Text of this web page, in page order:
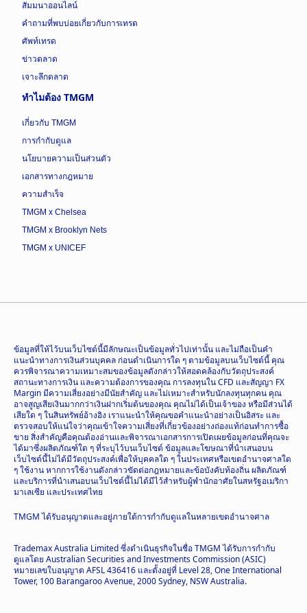
สัมมนาออนไลน์
คำถามที่พบบ่อยเกี่ยวกับการเทรด
ศัพท์เทรด
ข่าวตลาด
เจาะลึกตลาด
ทำไมต้อง TMGM
เกี่ยวกับ TMGM
การกำกับดูแล
นโยบายความเป็นส่วนตัว
เอกสารทางกฎหมาย
ความสำเร็จ
TMGM x Chelsea
TMGM x Brooklyn Nets
TMGM x UNICEF
ข้อมูลที่ให้ไว้บนเว็บไซต์นี้มีลักษณะเป็นข้อมูลทั่วไปเท่านั้น และไม่ถือเป็นคำ
แนะนำทางการเงินส่วนบุคคล ก่อนดำเนินการใด ๆ ตามข้อมูลบนเว็บไซต์นี้ คุณ
ควรพิจารณาความเหมาะสมของข้อมูลดังกล่าวให้สอดคล้องกับวัตถุประสงค์
สถานะทางการเงิน และความต้องการของคุณ การลงทุนใน CFD และสัญญา FX
Margin มีความเสี่ยงอย่างมีนัยสำคัญ และไม่เหมาะสำหรับนักลงทุนทุกคน คุณ
อาจสูญเสียเงินมากกว่าเงินฝากเริ่มต้นของคุณ คุณไม่ได้เป็นเจ้าของ หรือมีส่วนได้
เสียใด ๆ ในสินทรัพย์อ้างอิง เราแนะนำให้คุณขอคำแนะนำอย่างเป็นอิสระ และ
ตรวจสอบให้แน่ใจว่าคุณเข้าใจความเสี่ยงที่เกี่ยวข้องอย่างถ่องแท้ก่อนทำการซื้อ
ขาย สิ่งสำคัญคือคุณต้องอ่านและพิจารณาเอกสารการเปิดเผยข้อมูลก่อนที่คุณจะ
ได้มาซึ่งผลิตภัณฑ์ใด ๆ ที่ระบุไว้บนเว็บไซต์ ข้อมูลและโฆษณาที่นำเสนอบน
เว็บไซต์นี้ไม่ได้มีวัตถุประสงค์เพื่อให้บุคคลใด ๆ ในประเทศหรือเขตอำนาจศาลใด
ๆ ใช้งาน หากการใช้งานดังกล่าวขัดต่อกฎหมายและข้อบังคับท้องถิ่น ผลิตภัณฑ์
และบริการที่นำเสนอบนเว็บไซต์นี้ไม่ได้มีไว้สำหรับผู้พำนักอาศัยในสหรัฐอเมริกา
มาเลเซีย และประเทศไทย
TMGM ได้รับอนุญาตและอยู่ภายใต้การกำกับดูแลในหลายเขตอำนาจศาล
Trademax Australia Limited ซึ่งดำเนินธุรกิจในชื่อ TMGM ได้รับการกำกับ
ดูแลโดย Australian Securities and Investments Commission (ASIC)
หมายเลขใบอนุญาต AFSL 436416 และตั้งอยู่ที่ Level 28, One International
Tower, 100 Barangaroo Avenue, 2000 Sydney, NSW Australia.